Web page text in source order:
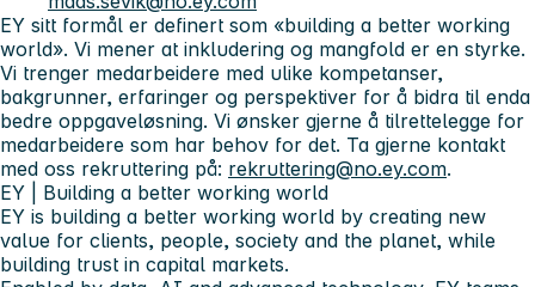
EY sitt formål er definert som «building a better working
world». Vi mener at inkludering og mangfold er en styrke.
Vi trenger medarbeidere med ulike kompetanser,
bakgrunner, erfaringer og perspektiver for å bidra til enda
bedre oppgaveløsning. Vi ønsker gjerne å tilrettelegge for
medarbeidere som har behov for det. Ta gjerne kontakt
med oss rekruttering på: rekruttering@no.ey.com.
EY | Building a better working world
EY is building a better working world by creating new
value for clients, people, society and the planet, while
building trust in capital markets.